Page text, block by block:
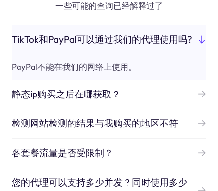
一些可能的查询已经解释过了
TikTok和PayPal可以通过我们的代理使用吗?
PayPal不能在我们的网络上使用。
静态ip购买之后在哪获取？
检测网站检测的结果与我购买的地区不符
各套餐流量是否受限制？
您的代理可以支持多少并发？同时使用多少